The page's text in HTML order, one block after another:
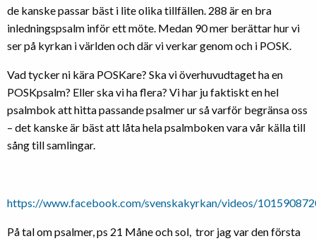
de kanske passar bäst i lite olika tillfällen. 288 är en bra
inledningspsalm inför ett möte. Medan 90 mer berättar hur vi
ser på kyrkan i världen och där vi verkar genom och i POSK.
Vad tycker ni kära POSKare? Ska vi överhuvudtaget ha en
POSKpsalm? Eller ska vi ha flera? Vi har ju faktiskt en hel
psalmbok att hitta passande psalmer ur så varför begränsa oss
– det kanske är bäst att låta hela psalmboken vara vår källa till
sång till samlingar.
https://www.facebook.com/svenskakyrkan/videos/
På tal om psalmer, ps 21 Måne och sol, tror jag var den första